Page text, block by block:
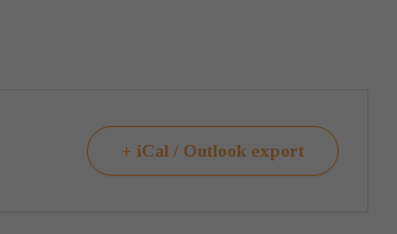
+ iCal / Outlook export